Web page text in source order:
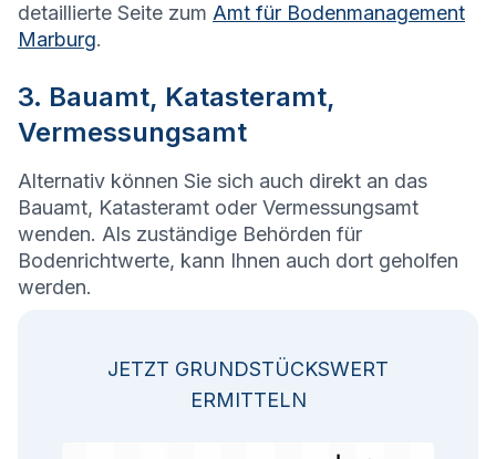
detaillierte Seite zum Amt für Bodenmanagement
Marburg.
3. Bauamt, Katasteramt,
Vermessungsamt
Alternativ können Sie sich auch direkt an das
Bauamt, Katasteramt oder Vermessungsamt
wenden. Als zuständige Behörden für
Bodenrichtwerte, kann Ihnen auch dort geholfen
werden.
JETZT GRUNDSTÜCKSWERT
ERMITTELN